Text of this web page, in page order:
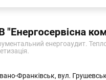
"Енергосервісна
енергоаудит.
Франківськ, вул.